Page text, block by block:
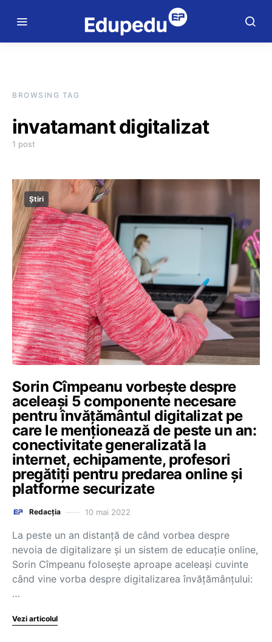
BROWSING TAG
invatamant digitalizat
1 post
Știri
Sorin Cîmpeanu vorbește despre
aceleași 5 componente necesare
pentru învăţământul digitalizat pe
care le menționează de peste un an:
conectivitate generalizată la
internet, echipamente, profesori
pregătiţi pentru predarea online și
platforme securizate
Redacția 10 mai 2022
La peste un an distanță de când vorbea despre
nevoia de digitalizare și un sistem de educație online,
Sorin Cîmpeanu folosește aproape aceleași cuvinte
când vine vorba despre digitalizarea învățămânțului:
…
Vezi articolul